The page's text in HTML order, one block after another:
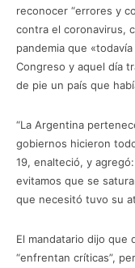
reconocer “errores y
contra el coronavirus,
pandemia que
Congreso y aquel día
de pie un país que
“La Argentina
gobiernos hicieron
19, enalteció, y
evitamos que se
que necesitó tuvo su
El mandatario dijo que
“enfrentan críticas”,